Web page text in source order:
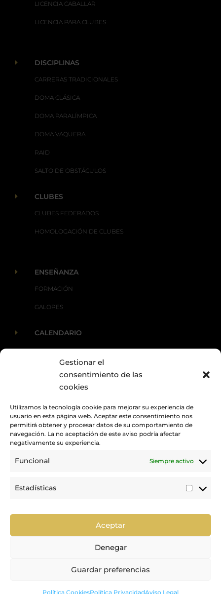
Gestionar el
consentimiento de las
cookies
Utilizamos la tecnología cookie para mejorar su experiencia de
usuario en esta página web. Aceptar este consentimiento nos
permitirá obtener y procesar datos de su comportamiento de
navegación. La no aceptación de este aviso podría afectar
negativamente su experiencia.
Funcional Siempre activo
Estadísticas
Aceptar
Denegar
Guardar preferencias
Política CookiesPolítica PrivacidadAviso Legal
LICENCIA CABALLAR
LICENCIA PARA CLUBES
E DISCIPLINAS
CARRERAS TRADICIONALES
DOMA CLÁSICA
DOMA PARALÍMPICA
DOMA VAQUERA
RAID
SALTO DE OBSTÁCULOS
E CLUBES
CLUBES FEDERADOS
HOMOLOGACIÓN DE CLUBES
E ENSEÑANZA
FORMACIÓN
GALOPES
E CALENDARIO
ACTUALIDAD
Promovemos y desarrollamos la práctica de la hípica en Canarias.